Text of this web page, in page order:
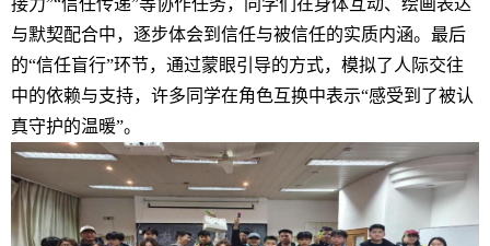
与默契配合中，逐步体会到信任与被信任的实质内涵。最后
的“信任盲行”环节，通过蒙眼引导的方式，模拟了人际交往
中的依赖与支持，许多同学在角色互换中表示“感受到了被认
真守护的温暖”。